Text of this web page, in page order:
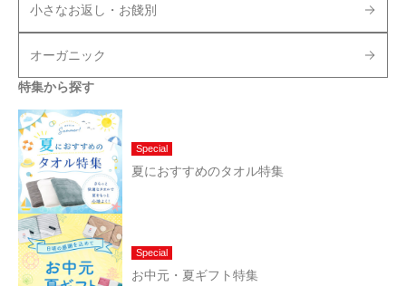
小さなお返し・お餞別
オーガニック
特集から探す
Special
夏におすすめのタオル特集
Special
お中元・夏ギフト特集